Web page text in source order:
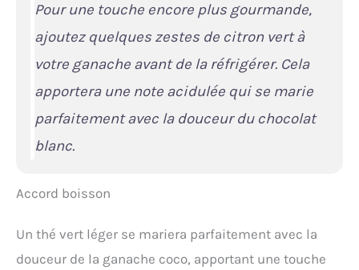
Pour une touche encore plus gourmande,
ajoutez quelques zestes de citron vert à
votre ganache avant de la réfrigérer. Cela
apportera une note acidulée qui se marie
parfaitement avec la douceur du chocolat
blanc.
Accord boisson
Un thé vert léger se mariera parfaitement avec la
douceur de la ganache coco, apportant une touche